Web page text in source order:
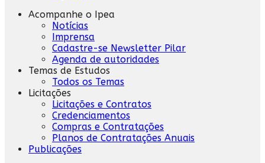
Acompanhe o Ipea
Notícias
Imprensa
Cadastre-se Newsletter Pilar
Agenda de autoridades
Temas de Estudos
Todos os Temas
Licitações
Licitações e Contratos
Credenciamentos
Compras e Contratações
Planos de Contratações Anuais
Publicações